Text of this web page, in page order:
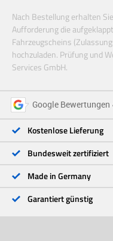
Nach Bestellung erhalten
Aufforderung die
Fahrzeugscheins
hochzuladen. Prüfung und
Services GmbH.
Google Bewertungen
4 Sterne
3 Sterne
2 Sterne
1 Stern
Kostenlose Lieferung
Bundesweit zertifiziert
Made in Germany
Garantiert günstig